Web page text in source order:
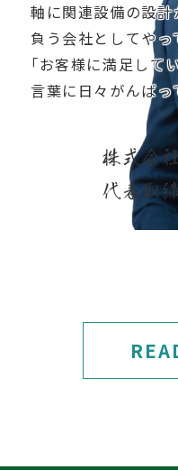
軸に関連設備の設
負う会社としてや
｢お客様に満足して
言葉に日々がんばっ